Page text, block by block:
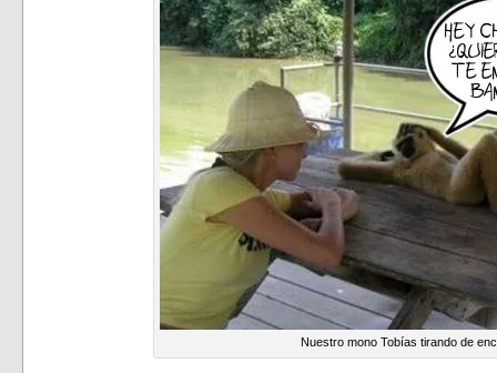
Nuestro mono Tobías tirando de